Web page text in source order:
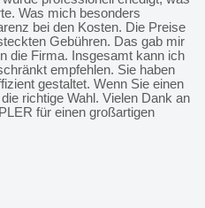
Was mich besonders
bei den Kosten. Die Preise
Gebühren. Das gab mir
die Firma. Insgesamt kann ich
empfehlen. Sie haben
gestaltet. Wenn Sie einen
richtige Wahl. Vielen Dank an
für einen großartigen